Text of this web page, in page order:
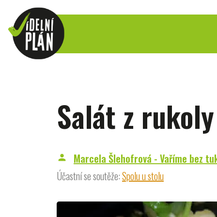
Salát z
person
Marcela Šlehofrová - Vaříme bez
Účastní se soutěže:Spolu u stolu